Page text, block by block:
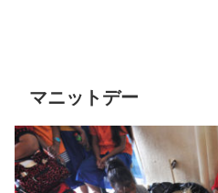
マニットデー